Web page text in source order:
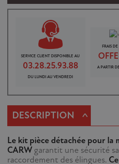
SERVICE CLIENT DISPONIBLE AU
03.28.25.93.88
DU LUNDI AU VENDREDI
FRAIS
A PARTIR
DESCRIPTION ^
Le kit pièce détachée pour la
CARW garantit une sécurité
raccordement des élingues.